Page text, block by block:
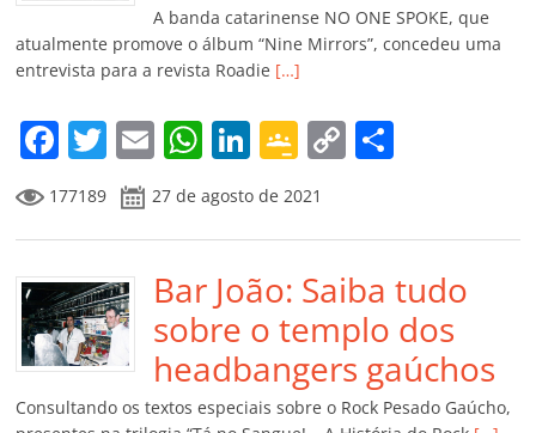
k ss
ro
o
m
ar
A banda catarinense NO ONE SPOKE, que
atualmente promove o álbum “Nine Mirrors”, concedeu uma
entrevista para a revista Roadie […]
F
a
c
e
b
o
o
k
T
w
itt
er
E
m
ai
l
W
at
s
A
p
p
Li
n
k
e
dI
n
G
o
o
gl
e
Cl
a
ss
C
y
Li
n
k
p
ar
til
h
ar
177189 27 de agosto de 2021
Bar João: Saiba tudo
sobre o templo dos
headbangers gaúchos
Consultando os textos especiais sobre o Rock Pesado Gaúcho,